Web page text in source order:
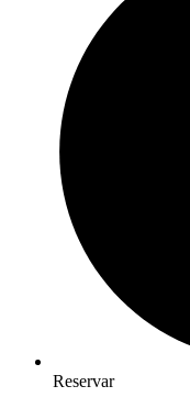
Reservar